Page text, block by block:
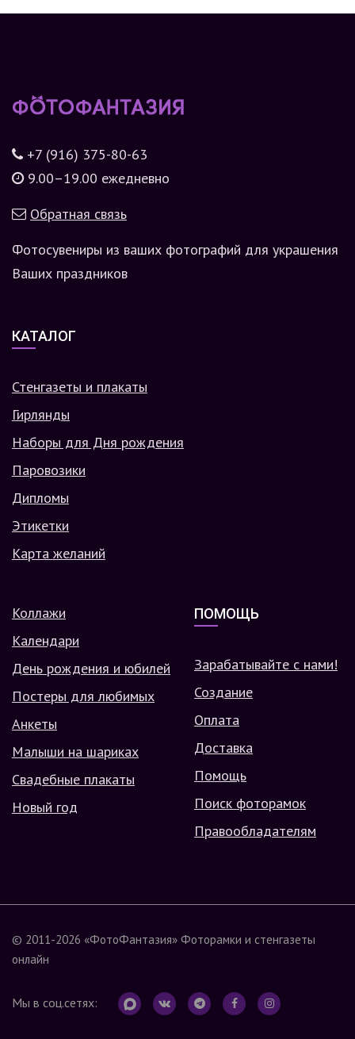
+7 (916) 375-80-63
9.00–19.00 ежедневно
Обратная связь
Фотосувениры из ваших фотографий для украшения
Ваших праздников
КАТАЛОГ
Стенгазеты и плакаты
Гирлянды
Наборы для Дня рождения
Паровозики
Дипломы
Этикетки
Карта желаний
Коллажи
Календари
День рождения и юбилей
Постеры для любимых
Анкеты
Малыши на шариках
Свадебные плакаты
Новый год
ПОМОЩЬ
Зарабатывайте с нами!
Создание
Оплата
Доставка
Помощь
Поиск фоторамок
Правообладателям
© 2011-2026 «ФотоФантазия» Фоторамки и стенгазеты
онлайн
Мы в соц.сетях: